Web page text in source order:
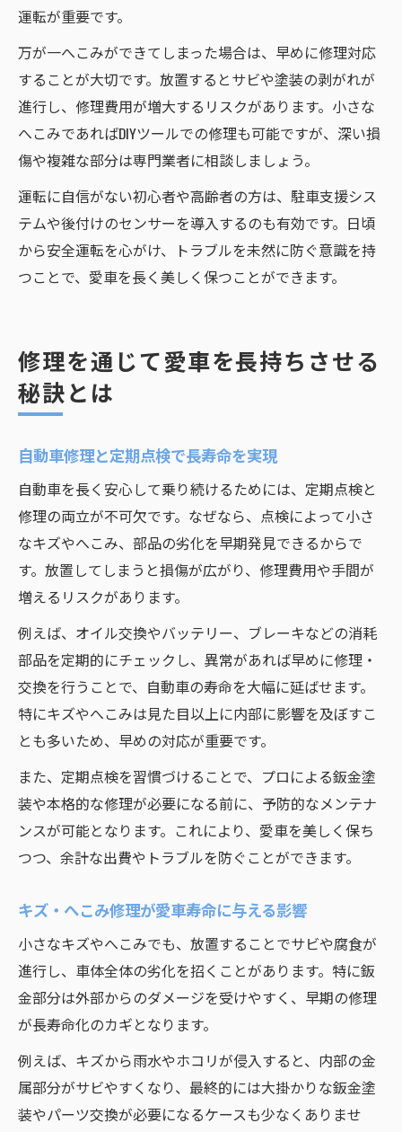
運転が重要です。
万が一へこみができてしまった場合は、早めに修理対応
することが大切です。放置するとサビや塗装の剥がれが
進行し、修理費用が増大するリスクがあります。小さな
へこみであればDIYツールでの修理も可能ですが、深い損
傷や複雑な部分は専門業者に相談しましょう。
運転に自信がない初心者や高齢者の方は、駐車支援シス
テムや後付けのセンサーを導入するのも有効です。日頃
から安全運転を心がけ、トラブルを未然に防ぐ意識を持
つことで、愛車を長く美しく保つことができます。
修理を通じて愛車を長持ちさせる
秘訣とは
自動車修理と定期点検で長寿命を実現
自動車を長く安心して乗り続けるためには、定期点検と
修理の両立が不可欠です。なぜなら、点検によって小さ
なキズやへこみ、部品の劣化を早期発見できるからで
す。放置してしまうと損傷が広がり、修理費用や手間が
増えるリスクがあります。
例えば、オイル交換やバッテリー、ブレーキなどの消耗
部品を定期的にチェックし、異常があれば早めに修理・
交換を行うことで、自動車の寿命を大幅に延ばせます。
特にキズやへこみは見た目以上に内部に影響を及ぼすこ
とも多いため、早めの対応が重要です。
また、定期点検を習慣づけることで、プロによる鈑金塗
装や本格的な修理が必要になる前に、予防的なメンテナ
ンスが可能となります。これにより、愛車を美しく保ち
つつ、余計な出費やトラブルを防ぐことができます。
キズ・へこみ修理が愛車寿命に与える影響
小さなキズやへこみでも、放置することでサビや腐食が
進行し、車体全体の劣化を招くことがあります。特に鈑
金部分は外部からのダメージを受けやすく、早期の修理
が長寿命化のカギとなります。
例えば、キズから雨水やホコリが侵入すると、内部の金
属部分がサビやすくなり、最終的には大掛かりな鈑金塗
装やパーツ交換が必要になるケースも少なくありませ